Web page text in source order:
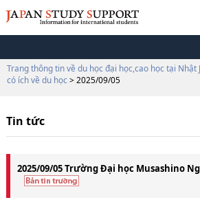
Trang thông tin về du học đại học,cao học tại Nhật
có ích về du học > 2025/09/05
Tin tức
2025/09/05 Trường Đại học Musashino